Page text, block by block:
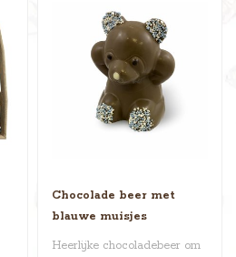
Chocolade beer met
blauwe muisjes
Heerlijke chocoladebeer om